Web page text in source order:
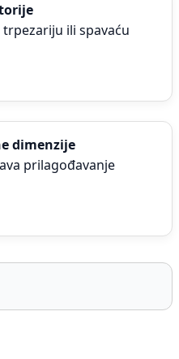
ili spavaću
dimenzije
prilagođavanje